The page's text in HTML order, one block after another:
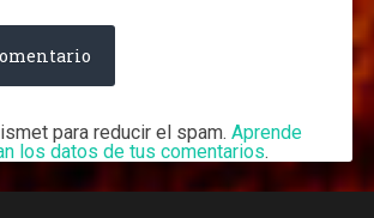
para reducir el spam. Aprende
los datos de tus comentarios.